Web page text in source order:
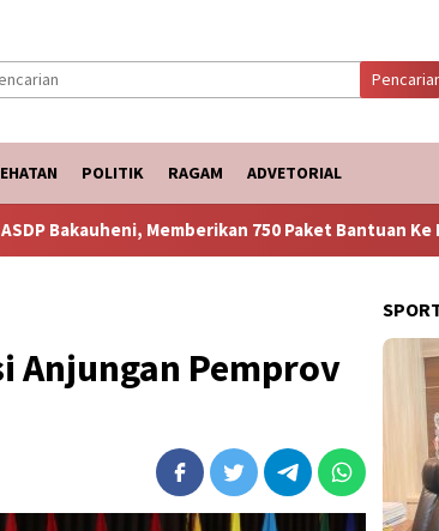
POLITIK RAGAM ADVETORIAL
750 Paket Bantuan Ke Korban Banjir
Anjungan Pemprov